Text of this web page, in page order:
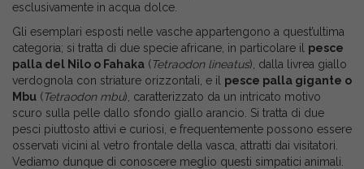
esclusivamente in acqua dolce.
Gli esemplari esposti nelle vasche appartengono a quest’ultima
categoria; si tratta di due specie africane, in particolare il pesce
palla del Nilo o Fahaka (Tetraodon lineatus), dalla livrea giallo
verdognola con striature orizzontali, e il pesce palla gigante o
Mbu (Tetraodon mbu), caratterizzato da un intricato motivo
scuro sulla pelle dallo sfondo giallo arancio. Si tratta di due
pesci piuttosto attivi e curiosi, e frequentemente possono essere
osservati vicini al vetro frontale della vasca, attratti dai visitatori.
Vediamo dunque di conoscere meglio questi simpatici animali.